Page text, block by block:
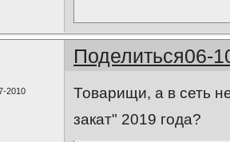
Поделиться06-
2010
Товарищи, а в сеть
закат" 2019 года?